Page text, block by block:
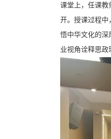
课堂上，任课教
开。授课过程中
悟中华文化的深
业视角诠释思政